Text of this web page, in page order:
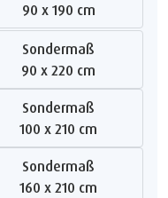
90 x 190 cm
Sondermaß
90 x 220 cm
Sondermaß
100 x 210 cm
Sondermaß
160 x 210 cm